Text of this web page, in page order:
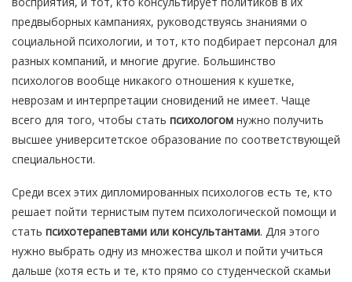
предвыборных кампаниях, руководствуясь знаниями о
социальной психологии, и тот, кто подбирает персонал для
разных компаний, и многие другие. Большинство
психологов вообще никакого отношения к кушетке,
неврозам и интерпретации сновидений не имеет. Чаще
всего для того, чтобы стать психологом нужно получить
высшее университетское образование по соответствующей
специальности.
Среди всех этих дипломированных психологов есть те, кто
решает пойти тернистым путем психологической помощи и
стать психотерапевтами или консультантами. Для этого
нужно выбрать одну из множества школ и пойти учиться
дальше (хотя есть и те, кто прямо со студенческой скамьи